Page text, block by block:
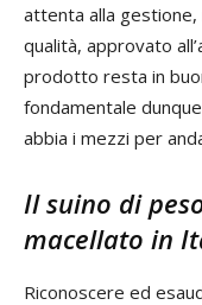
attenta alla gestione,
qualità, approvato
prodotto resta in
fondamentale
abbia i mezzi per
Il suino di
macellato in
Riconoscere ed